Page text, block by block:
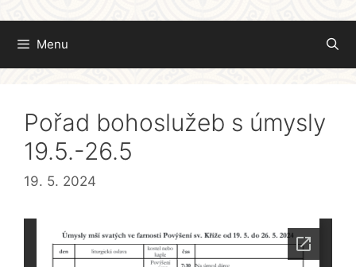
Menu
Pořad bohoslužeb s úmysly
19.5.-26.5
19. 5. 2024